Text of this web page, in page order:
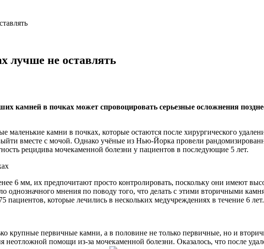
лучше не оставлять
камней в почках может спровоцировать серьезные осложнения
маленькие камни в почках, которые остаются после хирургического
вместе с мочой. Однако учёные из Нью-Йорка провели
рецидива мочекаменной болезни у пациентов в последующие 5 лет.
6 мм, их предпочитают просто контролировать, поскольку они имеют
однозначного мнения по поводу того, что делать с этими вторичными
пациентов, которые лечились в нескольких медучреждениях в течение 6
крупные первичные камни, а в половине не только первичные, но и
неотложной помощи из-за мочекаменной болезни. Оказалось, что после